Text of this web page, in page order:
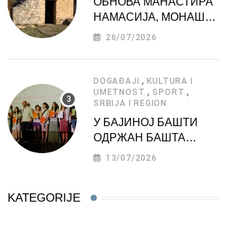
НАМАСИЈА, МОНАШКЕ
ЗАДУЖБИНЕ
26/07/2026
DOGAĐAJI ,KULTURA I
UMETNOST , SPORT ,
SRBIJA I REGION
У БАЈИНОЈ БАШТИ
ОДРЖАН БАШТА
ФЕСТ 2026
13/07/2026
KATEGORIJE